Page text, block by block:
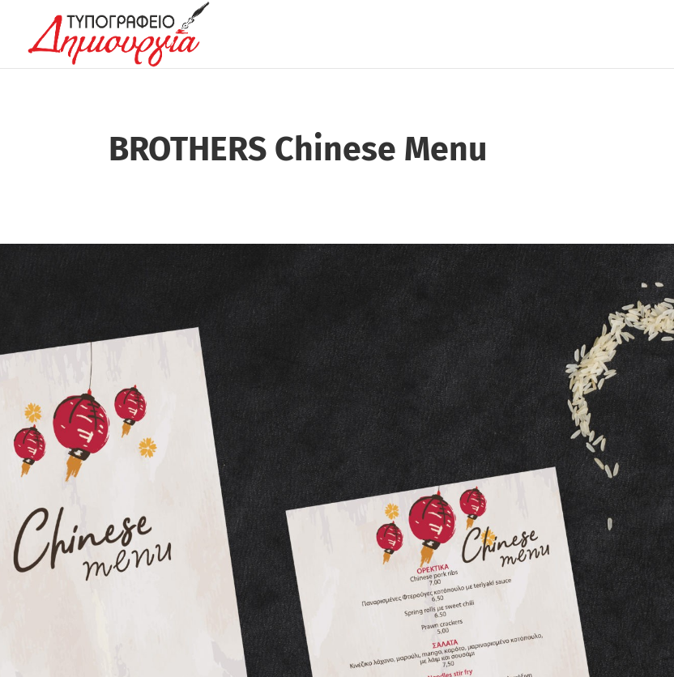
BROTHERS Chinese Menu